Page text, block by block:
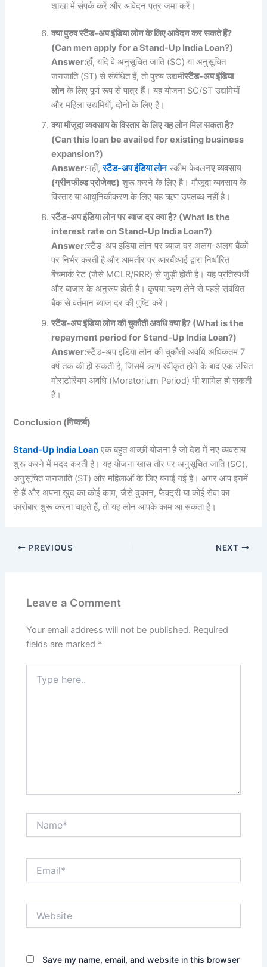
शाखा में संपर्क करें और आवेदन पत्र जमा करें।
क्यापुरुषस्टैंड-अपइंडियालोनकेलिएआवेदनकरसकतेहैं?
(Can men apply for a Stand-Up India Loan?)
Answer:हाँ, यदि वे अनुसूचित जाति (SC) या अनुसूचित
जनजाति (ST) से संबंधित हैं, तो पुरुष उद्यमीस्टैंड-अपइंडिया
लोनके लिए पूर्ण रूप से पात्र हैं। यह योजना SC/ST उद्यमियों
और महिला उद्यमियों, दोनों के लिए है।
क्यामौजूदाव्यवसायकेविस्तारकेलिएयहलोनमिलसकताहै?
(Can this loan be availed for existing business
expansion?)
Answer:नहीं,स्टैंड-अपइंडियालोनस्कीम केवलनएव्यवसाय
(ग्रीनफील्डप्रोजेक्ट) शुरू करने के लिए है। मौजूदा व्यवसाय के
विस्तार या आधुनिकीकरण के लिए यह ऋण उपलब्ध नहीं है।
स्टैंड-अपइंडियालोनपरब्याजदरक्याहै? (What is the
interest rate on Stand-Up India Loan?)
Answer:स्टैंड-अप इंडिया लोन पर ब्याज दर अलग-अलग बैंकों
पर निर्भर करती है और आमतौर पर आरबीआई द्वारा निर्धारित
बेंचमार्क रेट (जैसे MCLR/RRR) से जुड़ी होती है। यह प्रतिस्पर्धी
और बाजार के अनुरूप होती है। कृपया ऋण लेने से पहले संबंधित
बैंक से वर्तमान ब्याज दर की पुष्टि करें।
स्टैंड-अपइंडियालोनकीचुकौतीअवधिक्याहै? (What is the
repayment period for Stand-Up India Loan?)
Answer:स्टैंड-अप इंडिया लोन की चुकौती अवधि अधिकतम 7
वर्ष तक की हो सकती है, जिसमें ऋण स्वीकृत होने के बाद एक उचित
मोराटोरियम अवधि (Moratorium Period) भी शामिल हो सकती
है।
Conclusion (निष्कर्ष)
Stand-Up India Loan एक बहुत अच्छी योजना है जो देश में नए व्यवसाय
शुरू करने में मदद करती है। यह योजना खास तौर पर अनुसूचित जाति (SC),
अनुसूचित जनजाति (ST) और महिलाओं के लिए बनाई गई है। अगर आप इनमें
से हैं और अपना खुद का कोई काम, जैसे दुकान, फैक्ट्री या कोई सेवा का
कारोबार शुरू करना चाहते हैं, तो यह लोन आपके काम आ सकता है।
PREVIOUS NEXT
Leave a Comment
Your email address will not be published. Required
fields are marked *
here..
Save my name, email, and website in this browser